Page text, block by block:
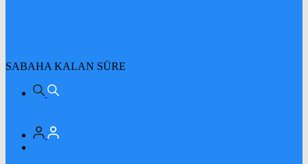
SABAHA KALAN SÜRE